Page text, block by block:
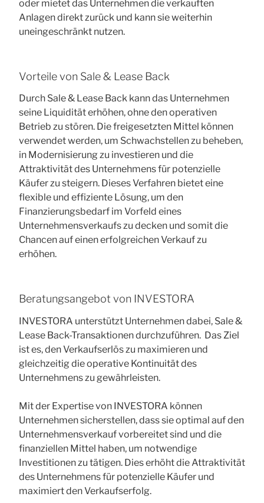
oder mietet das Unternehmen die verkauften
Anlagen direkt zurück und kann sie weiterhin
uneingeschränkt nutzen.
Vorteile von Sale & Lease Back
Durch Sale & Lease Back kann das Unternehmen
seine Liquidität erhöhen, ohne den operativen
Betrieb zu stören. Die freigesetzten Mittel können
verwendet werden, um Schwachstellen zu beheben,
in Modernisierung zu investieren und die
Attraktivität des Unternehmens für potenzielle
Käufer zu steigern. Dieses Verfahren bietet eine
flexible und effiziente Lösung, um den
Finanzierungsbedarf im Vorfeld eines
Unternehmensverkaufs zu decken und somit die
Chancen auf einen erfolgreichen Verkauf zu
erhöhen.
Beratungsangebot von INVESTORA
INVESTORA unterstützt Unternehmen dabei, Sale &
Lease Back-Transaktionen durchzuführen. Das Ziel
ist es, den Verkaufserlös zu maximieren und
gleichzeitig die operative Kontinuität des
Unternehmens zu gewährleisten.
Mit der Expertise von INVESTORA können
Unternehmen sicherstellen, dass sie optimal auf den
Unternehmensverkauf vorbereitet sind und die
finanziellen Mittel haben, um notwendige
Investitionen zu tätigen. Dies erhöht die Attraktivität
des Unternehmens für potenzielle Käufer und
maximiert den Verkaufserfolg.